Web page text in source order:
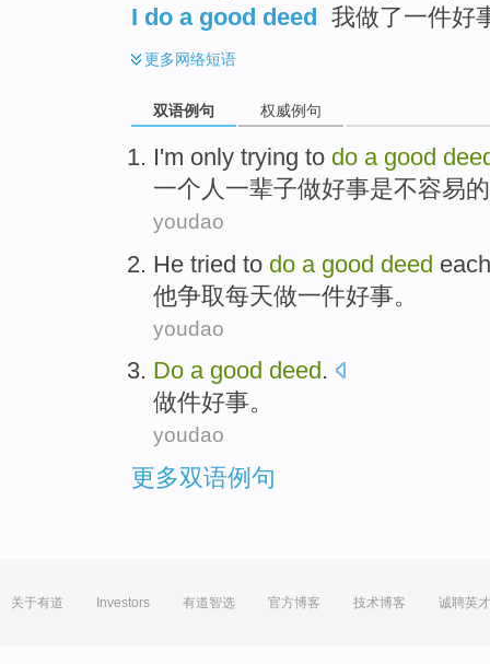
I do a good deed 我做了一件好
更多网络短语
双语例句 权威例句
I'm only trying to do a good
一个 人一辈子做好事是不容易
youdao
He tried to do a good deed
他争取每天做一件好事。
youdao
Do a good deed .
做件好事。
youdao
更多双语例句
关于有道 Investors 有道智选 官方博客 技术博客 诚聘英才